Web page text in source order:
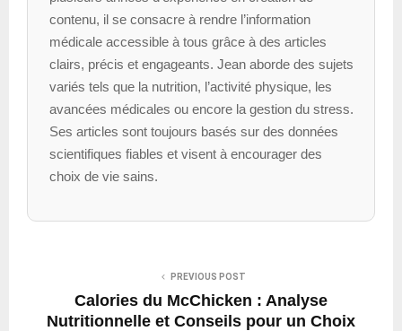
contenu, il se consacre à rendre l’information
médicale accessible à tous grâce à des articles
clairs, précis et engageants. Jean aborde des sujets
variés tels que la nutrition, l’activité physique, les
avancées médicales ou encore la gestion du stress.
Ses articles sont toujours basés sur des données
scientifiques fiables et visent à encourager des
choix de vie sains.
PREVIOUS POST
Calories du McChicken : Analyse
Nutritionnelle et Conseils pour un Choix